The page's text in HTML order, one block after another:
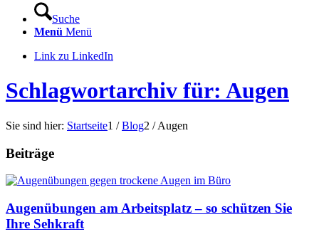
Suche
Menü Menü
Link zu LinkedIn
Schlagwortarchiv für: Augen
Sie sind hier: Startseite1 / Blog2 / Augen
Beiträge
Augenübungen am Arbeitsplatz – so schützen Sie
Ihre Sehkraft